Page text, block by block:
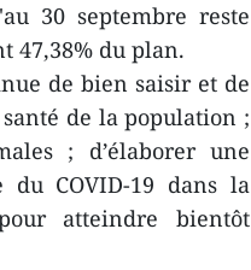
30 septembre reste
47,38% du plan.
de bien saisir et de
de la population ;
; d’élaborer une
COVID-19 dans la
atteindre bientôt